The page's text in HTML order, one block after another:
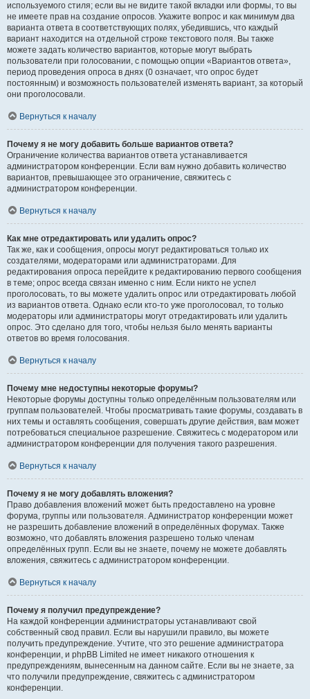
используемого стиля; если вы не видите такой вкладки или формы, то вы
не имеете прав на создание опросов. Укажите вопрос и как минимум два
варианта ответа в соответствующих полях, убедившись, что каждый
вариант находится на отдельной строке текстового поля. Вы также
можете задать количество вариантов, которые могут выбрать
пользователи при голосовании, с помощью опции «Вариантов ответа»,
период проведения опроса в днях (0 означает, что опрос будет
постоянным) и возможность пользователей изменять вариант, за который
они проголосовали.
Вернуться к началу
Почему я не могу добавить больше вариантов ответа?
Ограничение количества вариантов ответа устанавливается
администратором конференции. Если вам нужно добавить количество
вариантов, превышающее это ограничение, свяжитесь с
администратором конференции.
Вернуться к началу
Как мне отредактировать или удалить опрос?
Так же, как и сообщения, опросы могут редактироваться только их
создателями, модераторами или администраторами. Для
редактирования опроса перейдите к редактированию первого сообщения
в теме; опрос всегда связан именно с ним. Если никто не успел
проголосовать, то вы можете удалить опрос или отредактировать любой
из вариантов ответа. Однако если кто-то уже проголосовал, то только
модераторы или администраторы могут отредактировать или удалить
опрос. Это сделано для того, чтобы нельзя было менять варианты
ответов во время голосования.
Вернуться к началу
Почему мне недоступны некоторые форумы?
Некоторые форумы доступны только определённым пользователям или
группам пользователей. Чтобы просматривать такие форумы, создавать в
них темы и оставлять сообщения, совершать другие действия, вам может
потребоваться специальное разрешение. Свяжитесь с модератором или
администратором конференции для получения такого разрешения.
Вернуться к началу
Почему я не могу добавлять вложения?
Право добавления вложений может быть предоставлено на уровне
форума, группы или пользователя. Администратор конференции может
не разрешить добавление вложений в определённых форумах. Также
возможно, что добавлять вложения разрешено только членам
определённых групп. Если вы не знаете, почему не можете добавлять
вложения, свяжитесь с администратором конференции.
Вернуться к началу
Почему я получил предупреждение?
На каждой конференции администраторы устанавливают свой
собственный свод правил. Если вы нарушили правило, вы можете
получить предупреждение. Учтите, что это решение администратора
конференции, и phpBB Limited не имеет никакого отношения к
предупреждениям, вынесенным на данном сайте. Если вы не знаете, за
что получили предупреждение, свяжитесь с администратором
конференции.